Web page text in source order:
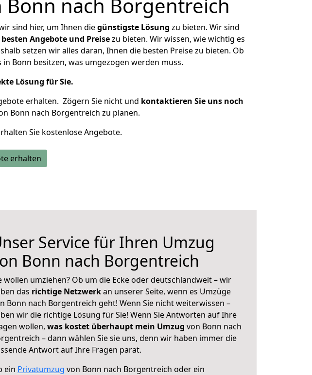
nach Borgentreich
sind hier, um Ihnen diegünstigste Lösung zu bieten. Wir sind
Angebote und Preisezu bieten. Wir wissen, wie wichtig es
setzen wir alles daran, Ihnen die besten Preise zu bieten. Ob
Bonn besitzen, was umgezogen werden muss.
Lösung für Sie.
erhalten. Zögern Sie nicht und kontaktieren Sie uns noch
Bonn nach Borgentreich zu planen.
Sie kostenlose Angebote.
erhalten
Service für Ihren Umzug
Bonn nach Borgentreich
wollen umziehen? Ob um die Ecke oder deutschlandweit – wir
das richtige Netzwerkan unserer Seite, wenn es Umzüge
Bonn nach Borgentreich geht! Wenn Sie nicht weiterwissen –
wir die richtige Lösung für Sie! Wenn Sie Antworten auf Ihre
wollen, was kostet überhaupt mein Umzug von Bonn nach
– dann wählen Sie sie uns, denn wir haben immer die
Antwort auf Ihre Fragen parat.
ein Privatumzug von Bonn nach Borgentreich oder ein